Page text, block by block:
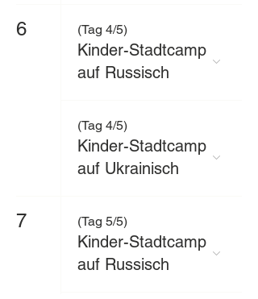
6 (Tag 4/5)
Kinder-Stadtcamp
auf Russisch
(Tag 4/5)
Kinder-Stadtcamp
auf Ukrainisch
7 (Tag 5/5)
Kinder-Stadtcamp
auf Russisch